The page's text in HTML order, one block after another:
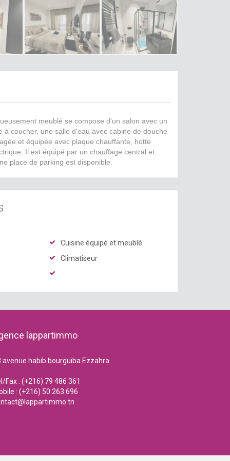
meublé se compose d'un salon avec un
à coucher, une salle d'eau avec cabine de douche
et équipée avec plaque chauffante, hotte
Il est équipé par un chauffage central et
place de parking est disponible.
Cuisine équipé et meublé
Climatiseur
lappartimmo
avenue habib bourguiba Ezzahra
Fax : (+216) 79 486 361
: (+216) 50 263 696